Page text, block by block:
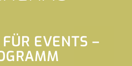
EVENTS –